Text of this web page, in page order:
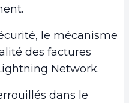
le mécanisme
des factures
Network.
dans le